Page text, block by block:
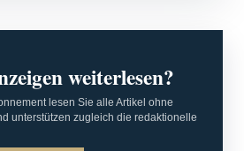
weiterlesen?
lesen Sie alle Artikel ohne
unterstützen zugleich die redaktionelle